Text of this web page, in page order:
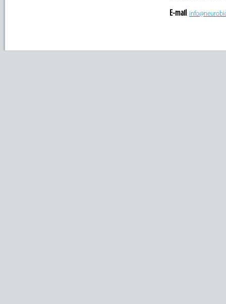
E-mail :